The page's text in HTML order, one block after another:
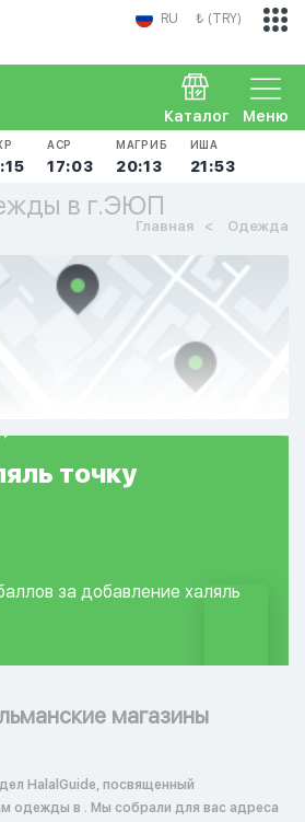
RU ₺ (TRY)
Меню
Каталог
АСР
17:03
МАГРИБ
20:13
ИША
21:53
в г.ЭЮП
Главная Одежда
точку
за добавление халяль
магазины
HalalGuide, посвященный
для вас адреса